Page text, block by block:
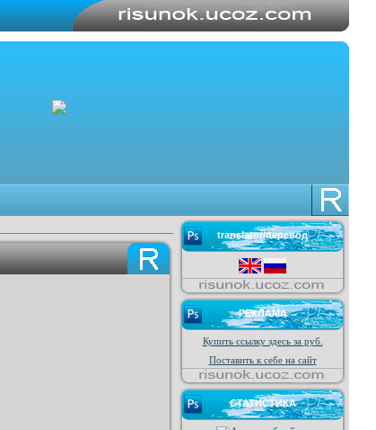
translator/перевод
РЕКЛАМА
Купить ссылку здесь за руб.
Поставить к себе на сайт
СТАТИСТИКА